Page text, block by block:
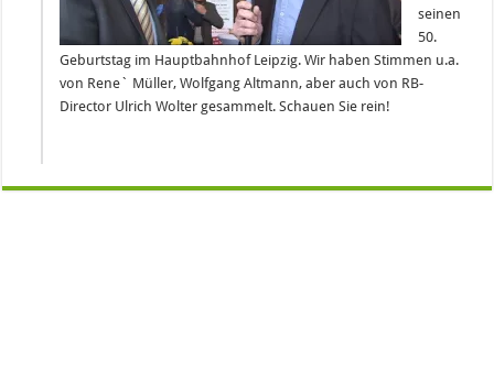
seinen
50.
Geburtstag im Hauptbahnhof Leipzig. Wir haben Stimmen u.a.
von Rene` Müller, Wolfgang Altmann, aber auch von RB-
Director Ulrich Wolter gesammelt. Schauen Sie rein!